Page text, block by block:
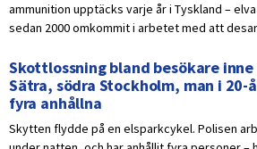
ammunition upptäcks varje år i Tyskland –
sedan 2000 omkommit i arbetet med att
Skottlossning bland besökare
Sätra, södra Stockholm, man i 20-
fyra anhållna
Skytten flydde på en elsparkcykel. Polisen